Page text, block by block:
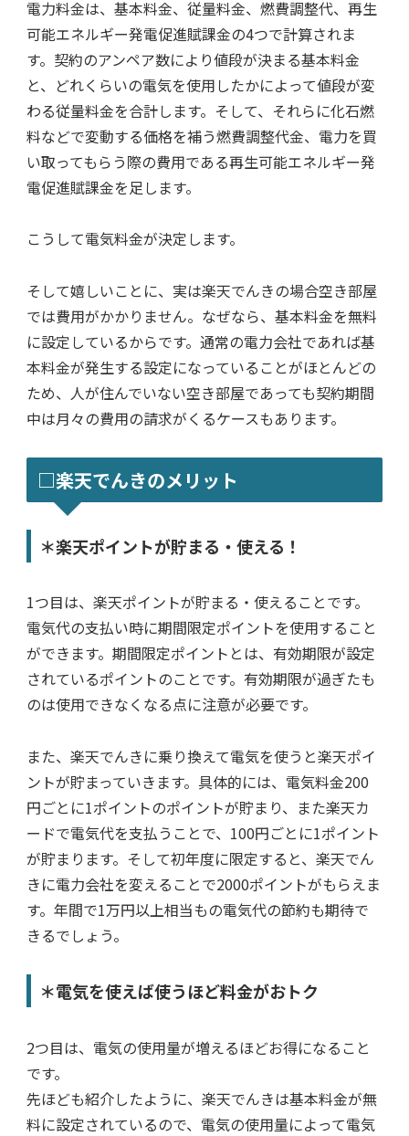
電力料金は、基本料金、従量料金、燃費調整代、再生
可能エネルギー発電促進賦課金の4つで計算されま
す。契約のアンペア数により値段が決まる基本料金
と、どれくらいの電気を使用したかによって値段が変
わる従量料金を合計します。そして、それらに化石燃
料などで変動する価格を補う燃費調整代金、電力を買
い取ってもらう際の費用である再生可能エネルギー発
電促進賦課金を足します。
こうして電気料金が決定します。
そして嬉しいことに、実は楽天でんきの場合空き部屋
では費用がかかりません。なぜなら、基本料金を無料
に設定しているからです。通常の電力会社であれば基
本料金が発生する設定になっていることがほとんどの
ため、人が住んでいない空き部屋であっても契約期間
中は月々の費用の請求がくるケースもあります。
□楽天でんきのメリット
＊楽天ポイントが貯まる・使える！
1つ目は、楽天ポイントが貯まる・使えることです。
電気代の支払い時に期間限定ポイントを使用すること
ができます。期間限定ポイントとは、有効期限が設定
されているポイントのことです。有効期限が過ぎたも
のは使用できなくなる点に注意が必要です。
また、楽天でんきに乗り換えて電気を使うと楽天ポイ
ントが貯まっていきます。具体的には、電気料金200
円ごとに1ポイントのポイントが貯まり、また楽天カ
ードで電気代を支払うことで、100円ごとに1ポイント
が貯まります。そして初年度に限定すると、楽天でん
きに電力会社を変えることで2000ポイントがもらえま
す。年間で1万円以上相当もの電気代の節約も期待で
きるでしょう。
＊電気を使えば使うほど料金がおトク
2つ目は、電気の使用量が増えるほどお得になること
です。
先ほども紹介したように、楽天でんきは基本料金が無
料に設定されているので、電気の使用量によって電気